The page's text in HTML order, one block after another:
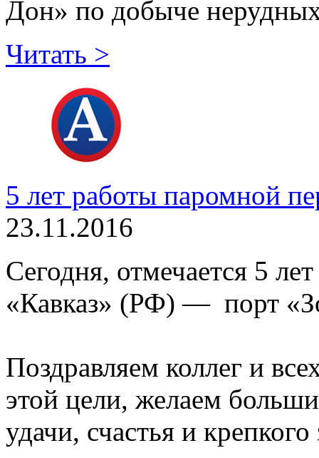
Дон» по добыче
Читать >
5 лет работы паромной
23.11.2016
Сегодня, отмечается 5
«Кавказ» (РФ) — порт
Поздравляем коллег и
этой цели, желаем
удачи, счастья и